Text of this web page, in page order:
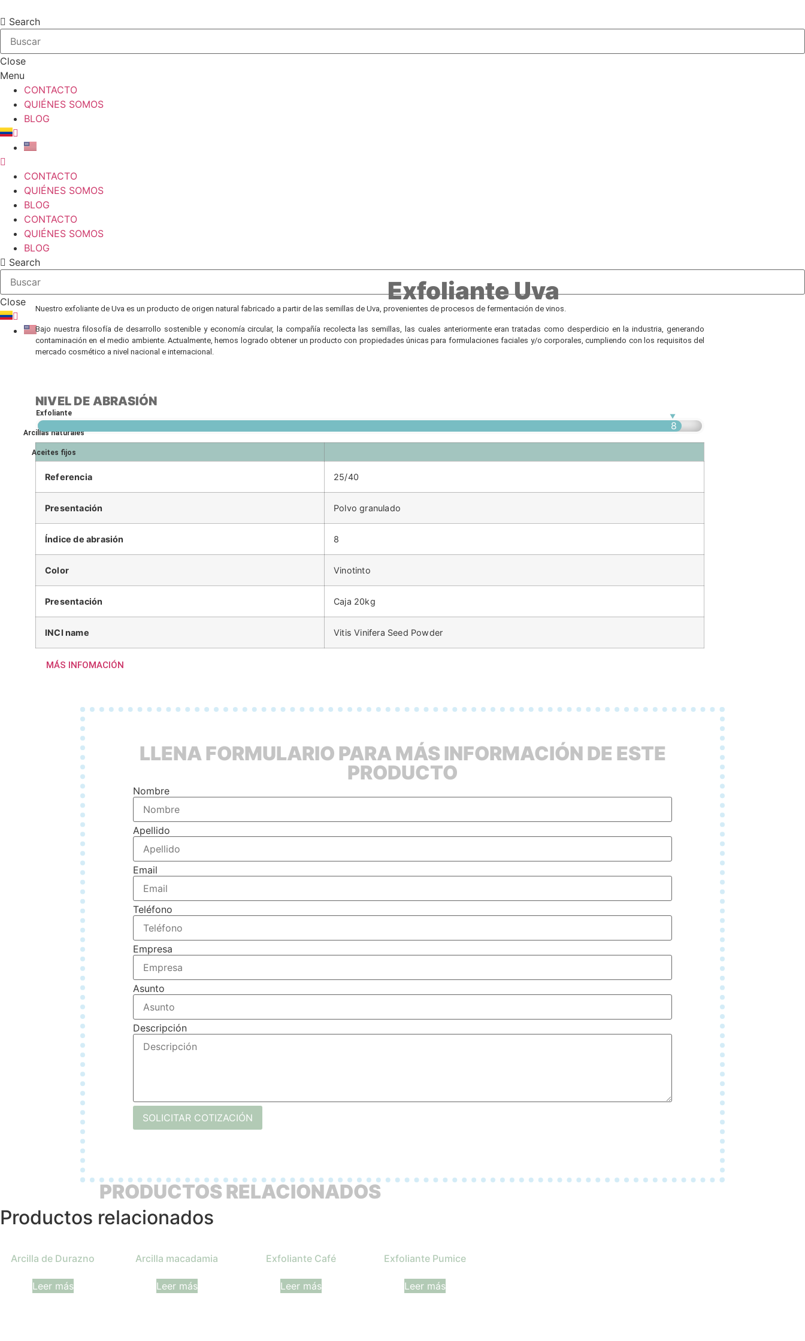
al
contenido
Search
Close
Menu
CONTACTO
QUIÉNES SOMOS
BLOG
CONTACTO
QUIÉNES SOMOS
BLOG
CONTACTO
QUIÉNES SOMOS
BLOG
Search
Close
Exfoliante
Arcillas naturales
Aceites fijos
Exfoliante Uva
Nuestro exfoliante de Uva es un producto de origen natural fabricado a partir de las semillas de Uva, provenientes de procesos de fermentación de vinos.
Bajo nuestra filosofía de desarrollo sostenible y economía circular, la compañía recolecta las semillas, las cuales anteriormente eran tratadas como desperdicio en la industria, generando
contaminación en el medio ambiente. Actualmente, hemos logrado obtener un producto con propiedades únicas para formulaciones faciales y/o corporales, cumpliendo con los requisitos del
mercado cosmético a nivel nacional e internacional.
NIVEL DE ABRASIÓN
8
Referencia 25/40
Presentación Polvo granulado
Índice de abrasión 8
Color Vinotinto
Presentación Caja 20kg
INCI name Vitis Vinifera Seed Powder
MÁS INFOMACIÓN
LLENA FORMULARIO PARA MÁS INFORMACIÓN DE ESTE
PRODUCTO
Nombre
Apellido
Email
Teléfono
Empresa
Asunto
Descripción
SOLICITAR COTIZACIÓN
PRODUCTOS RELACIONADOS
Productos relacionados
Arcilla de Durazno
Leer más
Arcilla macadamia
Leer más
Exfoliante Café
Leer más
Exfoliante Pumice
Leer más